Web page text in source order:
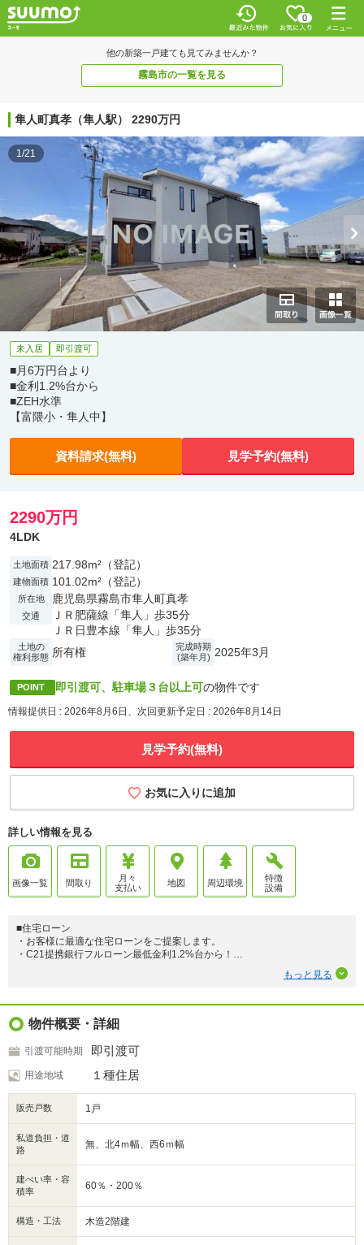
0
他の新築一戸建ても見てみませんか？
霧島市の一覧を見る
隼人町真孝（隼人駅） 2290万円
1/21
未入居 即引渡可
■月6万円台より
■金利1.2%台から
■ZEH水準
【富隈小・隼人中】
資料請求(無料) 見学予約(無料)
2290万円
4LDK
土地面積 217.98m²（登記）
建物面積 101.02m²（登記）
所在地 鹿児島県霧島市隼人町真孝
交通
ＪＲ肥薩線「隼人」歩35分
ＪＲ日豊本線「隼人」歩35分
土地の
権利形態 所有権
完成時期
(築年月) 2025年3月
POINT 即引渡可、駐車場３台以上可の物件です
情報提供日 : 2026年8月6日、次回更新予定日 : 2026年8月14日
見学予約(無料)
お気に入りに追加
詳しい情報を見る
画像一覧 間取り
月々
支払い
地図 周辺環境
特徴
設備
■住宅ローン
・お客様に最適な住宅ローンをご提案します。
・C21提携銀行フルローン最低金利1.2%台から！
■控除
・住宅ローン控除13年対象!
■性能
・ZEH水準の省エネ性能
■保証・サポート
・保証は最長35年（躯体や雨漏りなど）
■お問合せは下記まで
・099-248-7777（センチュリー21サンテル鹿児島支店）
もっと見る
物件概要・詳細
引渡可能時期 即引渡可
用途地域 １種住居
販売戸数 1戸
私道負担・道
路
無、北4ｍ幅、西6ｍ幅
建ぺい率・容
積率
60％・200％
構造・工法 木造2階建